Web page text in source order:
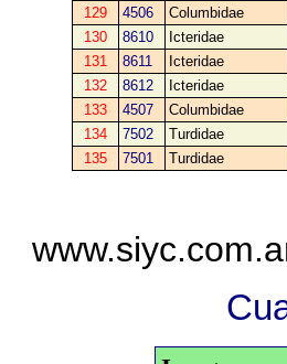
129
4506 Columbidae
130
8610 Icteridae
131
8611 Icteridae
132
8612 Icteridae
133
4507 Columbidae
134
7502 Turdidae
135
7501 Turdidae